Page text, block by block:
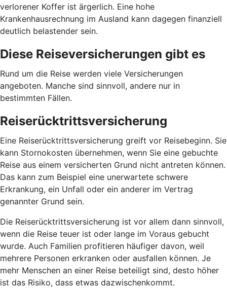
verlorener Koffer ist ärgerlich. Eine hohe
Krankenhausrechnung im Ausland kann dagegen finanziell
deutlich belastender sein.
Diese Reiseversicherungen gibt es
Rund um die Reise werden viele Versicherungen
angeboten. Manche sind sinnvoll, andere nur in
bestimmten Fällen.
Reiserücktrittsversicherung
Eine Reiserücktrittsversicherung greift vor Reisebeginn. Sie
kann Stornokosten übernehmen, wenn Sie eine gebuchte
Reise aus einem versicherten Grund nicht antreten können.
Das kann zum Beispiel eine unerwartete schwere
Erkrankung, ein Unfall oder ein anderer im Vertrag
genannter Grund sein.
Die Reiserücktrittsversicherung ist vor allem dann sinnvoll,
wenn die Reise teuer ist oder lange im Voraus gebucht
wurde. Auch Familien profitieren häufiger davon, weil
mehrere Personen erkranken oder ausfallen können. Je
mehr Menschen an einer Reise beteiligt sind, desto höher
ist das Risiko, dass etwas dazwischenkommt.